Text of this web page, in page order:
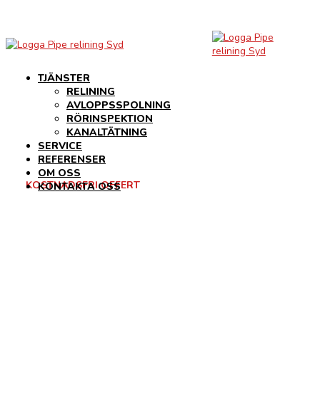
TJÄNSTER
RELINING
AVLOPPSSPOLNING
RÖRINSPEKTION
KANALTÄTNING
SERVICE
REFERENSER
OM OSS
KONTAKTA OSS
KOSTNADSFRI OFFERT